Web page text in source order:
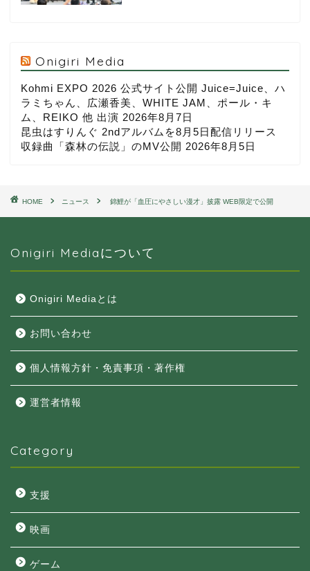
Onigiri Media
Kohmi EXPO 2026 公式サイト公開 Juice=Juice、ハ
ラミちゃん、広瀬香美、WHITE JAM、ポール・キ
ム、REIKO 他 出演 2026年8月7日
昆虫はすりんぐ 2ndアルバムを8月5日配信リリース
収録曲「森林の伝説」のMV公開 2026年8月5日
HOME ニュース 錦鯉が「血圧にやさしい漫才」披露 WEB限定で公開
Onigiri Mediaについて
Onigiri Mediaとは
お問い合わせ
個人情報方針・免責事項・著作権
運営者情報
Category
支援
映画
ゲーム